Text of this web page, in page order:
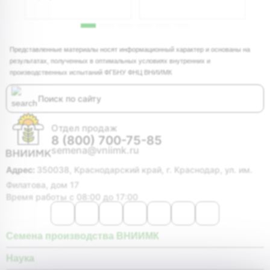
Представленные материалы носят информационный характер и основаны на
результатах, полученных в оптимальных условиях внутренних и
производственных испытаний ФГБНУ ФНЦ ВНИИМК
Отдел продаж
8 (800) 700-75-85
semena@vniimk.ru
Адрес: 350038, Краснодарский край, г. Краснодар, ул. им.
Филатова, дом 17
Время работы с 08:00 до 17:00
Семена производства ВНИИМК
Наука